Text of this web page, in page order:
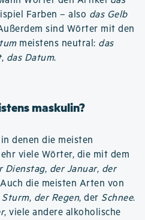
Farben – also das Gelb
sind Wörter mit den
meistens neutral: das
, das Datum.
maskulin?
denen die meisten
viele Wörter, die mit dem
Dienstag, der Januar, der
die meisten Arten von
Sturm, der Regen, der Schnee.
, viele andere alkoholische